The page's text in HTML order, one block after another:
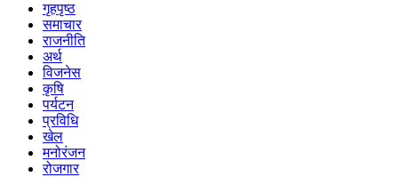
गृहपृष्ठ
समाचार
राजनीति
अर्थ
विजनेस
कृषि
पर्यटन
प्रविधि
खेल
मनोरंजन
रोजगार